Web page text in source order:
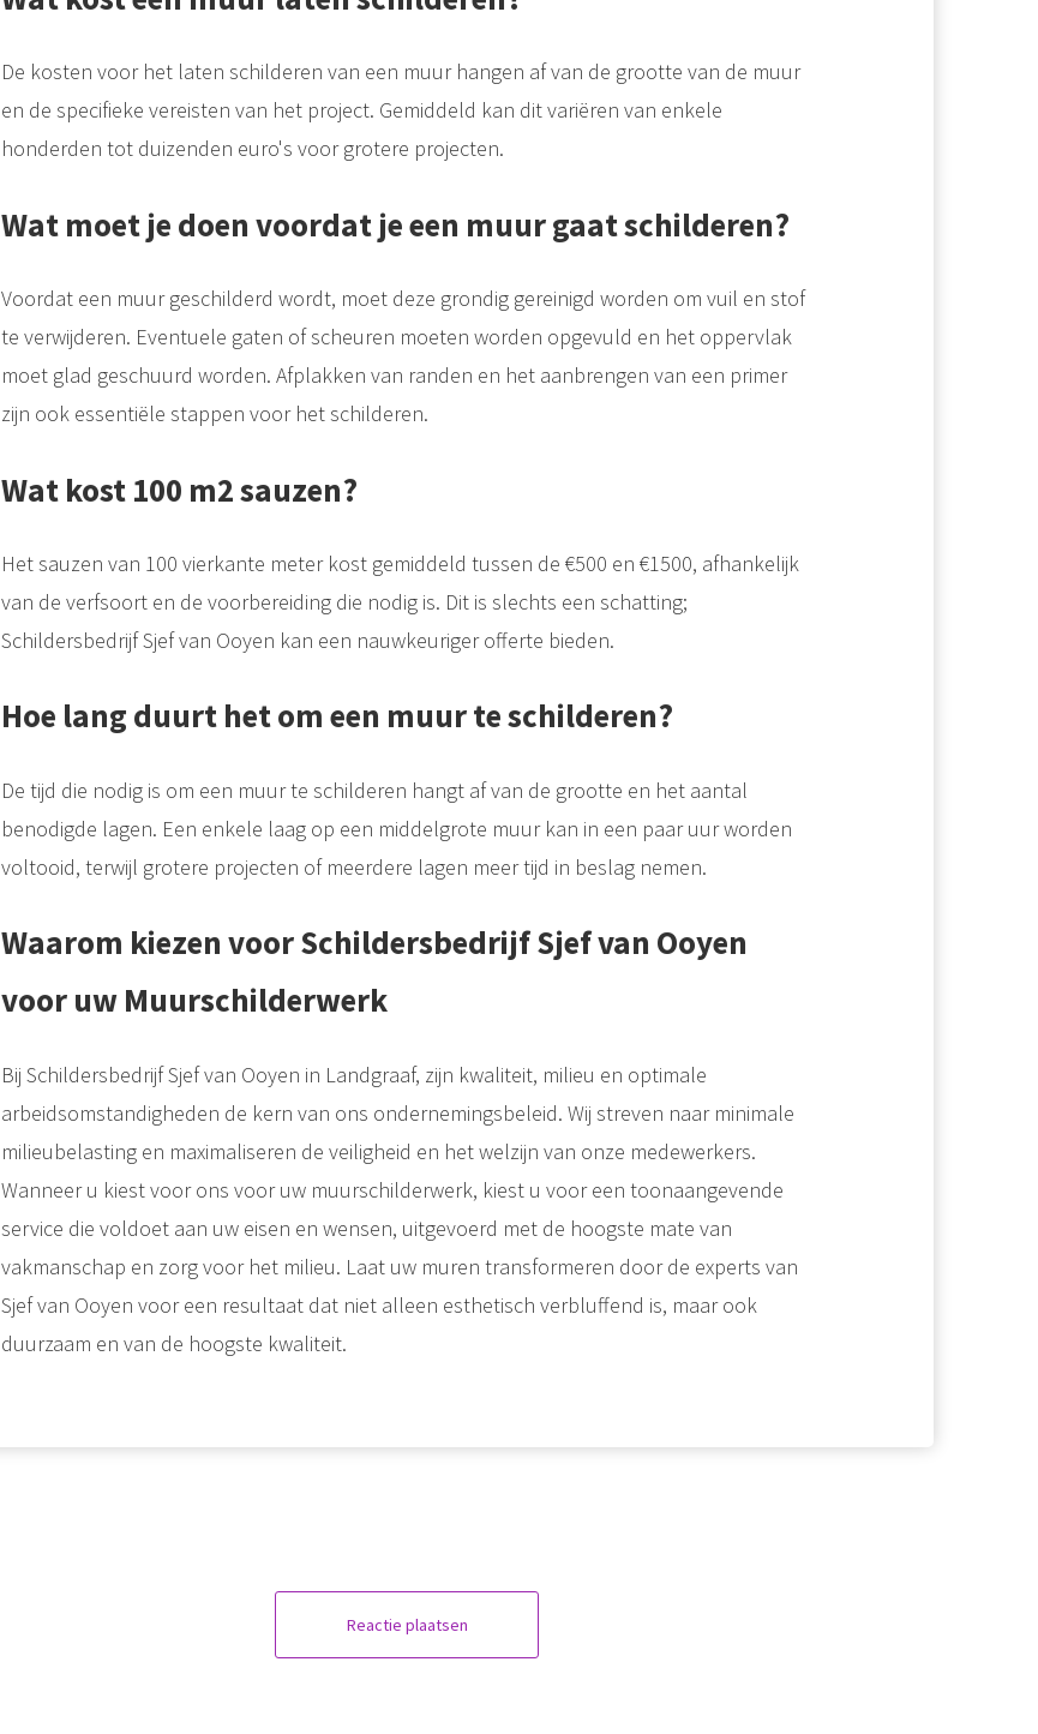
De kosten voor het laten schilderen van een muur hangen af van de grootte van de muur
en de specifieke vereisten van het project. Gemiddeld kan dit variëren van enkele
honderden tot duizenden euro's voor grotere projecten.
Wat moet je doen voordat je een muur gaat schilderen?
Voordat een muur geschilderd wordt, moet deze grondig gereinigd worden om vuil en stof
te verwijderen. Eventuele gaten of scheuren moeten worden opgevuld en het oppervlak
moet glad geschuurd worden. Afplakken van randen en het aanbrengen van een primer
zijn ook essentiële stappen voor het schilderen.
Wat kost 100 m2 sauzen?
Het sauzen van 100 vierkante meter kost gemiddeld tussen de €500 en €1500, afhankelijk
van de verfsoort en de voorbereiding die nodig is. Dit is slechts een schatting;
Schildersbedrijf Sjef van Ooyen kan een nauwkeuriger offerte bieden.
Hoe lang duurt het om een muur te schilderen?
De tijd die nodig is om een muur te schilderen hangt af van de grootte en het aantal
benodigde lagen. Een enkele laag op een middelgrote muur kan in een paar uur worden
voltooid, terwijl grotere projecten of meerdere lagen meer tijd in beslag nemen.
Waarom kiezen voor Schildersbedrijf Sjef van Ooyen
voor uw Muurschilderwerk
Bij Schildersbedrijf Sjef van Ooyen in Landgraaf, zijn kwaliteit, milieu en optimale
arbeidsomstandigheden de kern van ons ondernemingsbeleid. Wij streven naar minimale
milieubelasting en maximaliseren de veiligheid en het welzijn van onze medewerkers.
Wanneer u kiest voor ons voor uw muurschilderwerk, kiest u voor een toonaangevende
service die voldoet aan uw eisen en wensen, uitgevoerd met de hoogste mate van
vakmanschap en zorg voor het milieu. Laat uw muren transformeren door de experts van
Sjef van Ooyen voor een resultaat dat niet alleen esthetisch verbluffend is, maar ook
duurzaam en van de hoogste kwaliteit.
Reactie plaatsen